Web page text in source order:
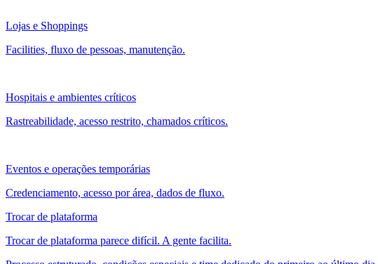
Lojas e Shoppings
Facilities, fluxo de pessoas, manutenção.
Hospitais e ambientes críticos
Rastreabilidade, acesso restrito, chamados críticos.
Eventos e operações temporárias
Credenciamento, acesso por área, dados de fluxo.
Trocar de plataforma
Trocar de plataforma parece difícil. A gente facilita.